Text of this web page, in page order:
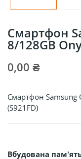
Смартфон
8/128GB
0,00 ₴
Смартфон Samsung
(S921FD)
Вбудована